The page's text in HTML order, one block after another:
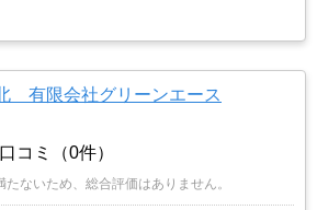
有限会社グリーンエース
口コミ（0件）
ないため、総合評価はありません。